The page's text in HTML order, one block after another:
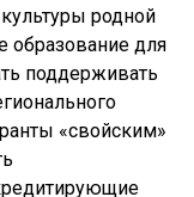
родной
образование для
поддерживать
«свойским»